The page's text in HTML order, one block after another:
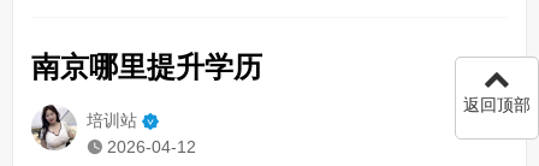
南京哪里提升学历
培训站
2026-04-12
返回顶部